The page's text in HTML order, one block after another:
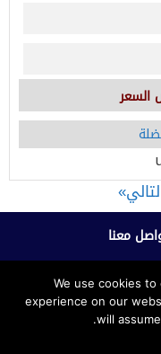
السعر
معنا
We use cookies
experience on our
will